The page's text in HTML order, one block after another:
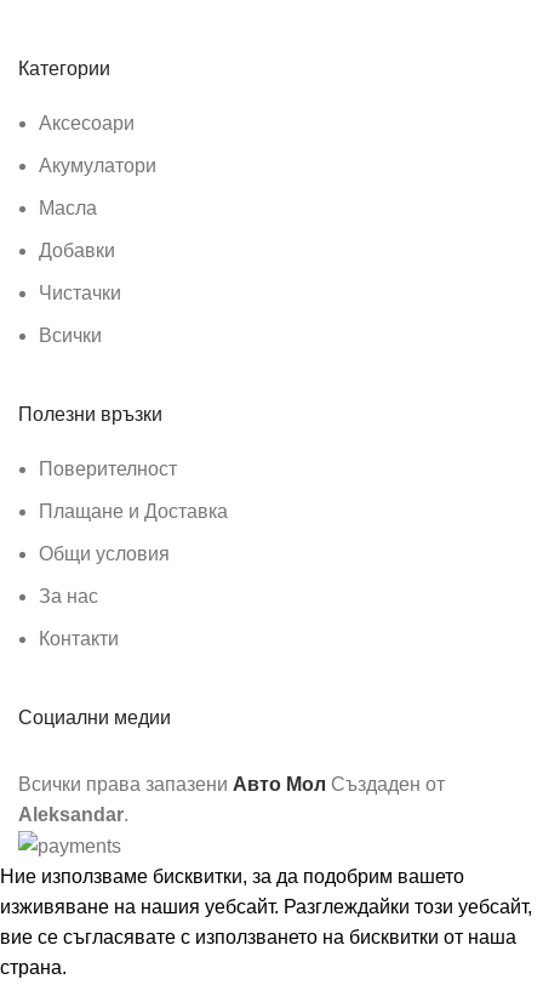
Категории
Аксесоари
Акумулатори
Масла
Добавки
Чистачки
Всички
Полезни връзки
Поверителност
Плащане и Доставка
Общи условия
За нас
Контакти
Социални медии
Всички права запазени Авто Мол Създаден от
Aleksandar.
Ние използваме бисквитки, за да подобрим вашето
изживяване на нашия уебсайт. Разглеждайки този уебсайт,
вие се съгласявате с използването на бисквитки от наша
страна.